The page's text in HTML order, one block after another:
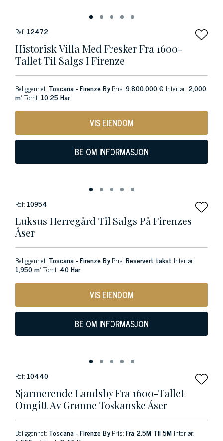
Ref: 12472
Historisk Villa Med Fresker Fra 1600-
Tallet Til Salgs I Firenze
Beliggenhet: Toscana - Firenze By Pris:9.800.000 € Interiør: 2,000
m²Tomt: 10.25 Har
VIS EIENDOM
BE OM INFORMASJON
Ref: 10954
Luksus Herregård Til Salgs På Firenzes
Åser
Beliggenhet: Toscana - Firenze By Pris:Reservert takst Interiør:
1,950 m²Tomt: 40 Har
VIS EIENDOM
BE OM INFORMASJON
Ref: 10440
Sjarmerende Landsby Fra 1600-Tallet
Omgitt Av Grønne Toskanske Åser
Beliggenhet: Toscana - Firenze By Pris:Fra 2.5M Til 5M Interiør: